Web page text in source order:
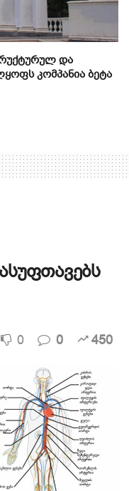
და
კომპანია ბეტა
0 0 450